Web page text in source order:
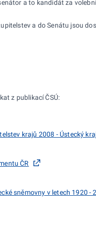
a to kandidát za
a do Senátu jsou
z publikací ČSÚ:
krajů 2008 - Ústecký
ČR
sněmovny v letech 1920 -